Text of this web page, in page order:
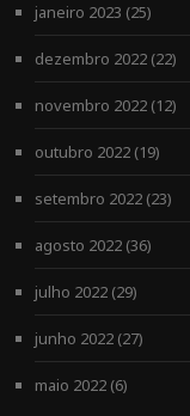
janeiro 2023 (25)
dezembro 2022(22)
novembro 2022(12)
outubro 2022(19)
setembro 2022(23)
agosto 2022(36)
julho 2022(29)
junho 2022(27)
maio 2022(6)